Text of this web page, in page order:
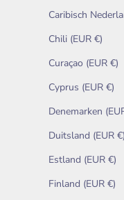
Caribisch
Chili (EUR €)
Curaçao (EUR €)
Cyprus (EUR €)
Denemarken
Duitsland (EUR €)
Estland (EUR €)
Finland (EUR €)